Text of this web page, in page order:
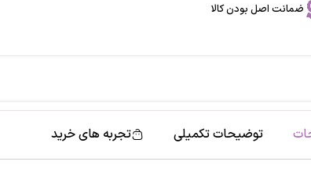
ضمانت اصل بودن کالا
توضیحات تکمیلی تجربه های خرید